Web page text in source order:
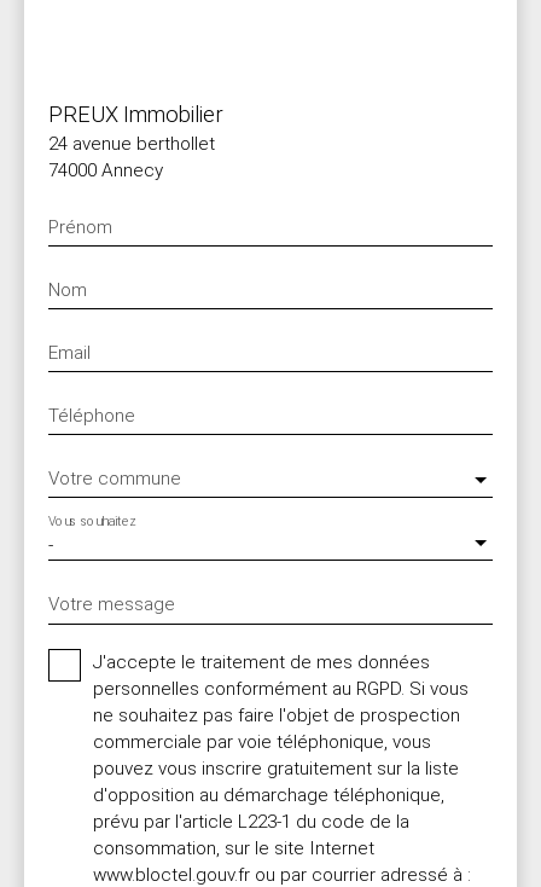
PREUX Immobilier
24 avenue berthollet
74000 Annecy
Prénom
Nom
Email
Téléphone
Votre commune
-
Vous souhaitez
Votre message
J'accepte le traitement de mes données
personnelles conformément au RGPD. Si vous
ne souhaitez pas faire l'objet de prospection
commerciale par voie téléphonique, vous
pouvez vous inscrire gratuitement sur la liste
d'opposition au démarchage téléphonique,
prévu par l'article L223-1 du code de la
consommation, sur le site Internet
www.bloctel.gouv.fr ou par courrier adressé à :